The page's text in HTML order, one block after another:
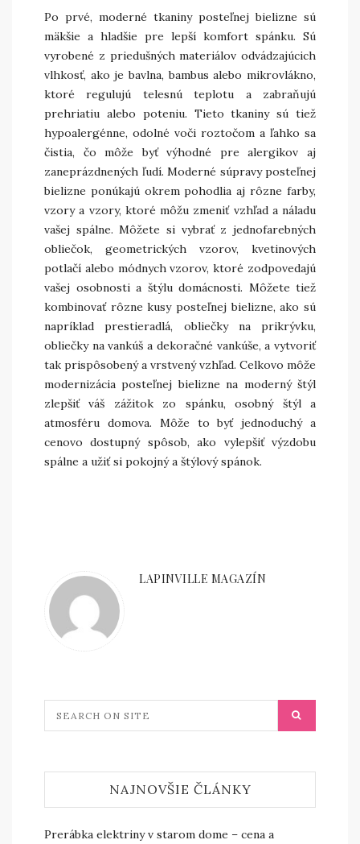
Po prvé, moderné tkaniny posteľnej bielizne sú
mäkšie a hladšie pre lepší komfort spánku. Sú
vyrobené z priedušných materiálov odvádzajúcich
vlhkosť, ako je bavlna, bambus alebo mikrovlákno,
ktoré regulujú telesnú teplotu a zabraňujú
prehriatiu alebo poteniu. Tieto tkaniny sú tiež
hypoalergénne, odolné voči roztočom a ľahko sa
čistia, čo môže byť výhodné pre alergikov aj
zaneprázdnených ľudí. Moderné súpravy posteľnej
bielizne ponúkajú okrem pohodlia aj rôzne farby,
vzory a vzory, ktoré môžu zmeniť vzhľad a náladu
vašej spálne. Môžete si vybrať z jednofarebných
obliečok, geometrických vzorov, kvetinových
potlačí alebo módnych vzorov, ktoré zodpovedajú
vašej osobnosti a štýlu domácnosti. Môžete tiež
kombinovať rôzne kusy posteľnej bielizne, ako sú
napríklad prestieradlá, obliečky na prikrývku,
obliečky na vankúš a dekoračné vankúše, a vytvoriť
tak prispôsobený a vrstvený vzhľad. Celkovo môže
modernizácia posteľnej bielizne na moderný štýl
zlepšiť váš zážitok zo spánku, osobný štýl a
atmosféru domova. Môže to byť jednoduchý a
cenovo dostupný spôsob, ako vylepšiť výzdobu
spálne a užiť si pokojný a štýlový spánok.
LAPINVILLE MAGAZÍN
NAJNOVŠIE ČLÁNKY
Prerábka elektriny v starom dome – cena a